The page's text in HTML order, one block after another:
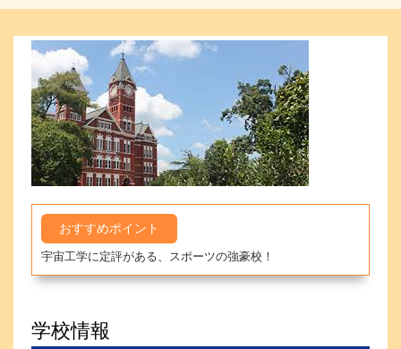
おすすめポイント
宇宙工学に定評がある、スポーツの強豪校！
学校情報